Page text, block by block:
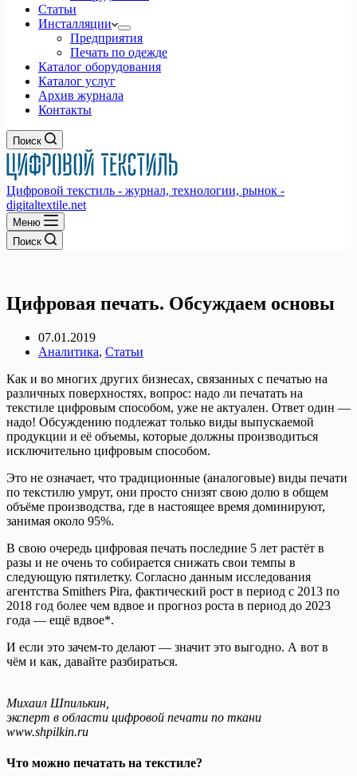
Статьи
Инсталляции
Предприятия
Печать по одежде
Каталог оборудования
Каталог услуг
Архив журнала
Контакты
Поиск
Цифровой текстиль - журнал, технологии, рынок -
digitaltextile.net
Меню
Поиск
Цифровая печать. Обсуждаем основы
07.01.2019
Аналитика, Статьи
Как и во многих других бизнесах, связанных с печатью на
различных поверхностях, вопрос: надо ли печатать на
текстиле цифровым способом, уже не актуален. Ответ один —
надо! Обсуждению подлежат только виды выпускаемой
продукции и её объемы, которые должны производиться
исключительно цифровым способом.
Это не означает, что традиционные (аналоговые) виды печати
по текстилю умрут, они просто снизят свою долю в общем
объёме производства, где в настоящее время доминируют,
занимая около 95%.
В свою очередь цифровая печать последние 5 лет растёт в
разы и не очень то собирается снижать свои темпы в
следующую пятилетку. Согласно данным исследования
агентства Smithers Pira, фактический рост в период с 2013 по
2018 год более чем вдвое и прогноз роста в период до 2023
года — ещё вдвое*.
И если это зачем-то делают — значит это выгодно. А вот в
чём и как, давайте разбираться.
Михаил Шпилькин,
эксперт в области цифровой печати по ткани
www.shpilkin.ru
Что можно печатать на текстиле?